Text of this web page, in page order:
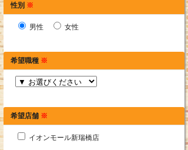
性別 ※
男性 女性
希望職種 ※
希望店舗 ※
イオンモール新瑞橋店